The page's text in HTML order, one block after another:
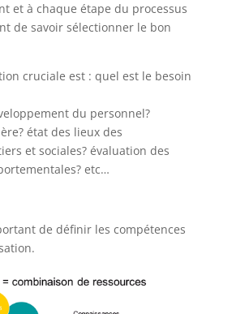
et à chaque étape du processus
de savoir sélectionner le bon
cruciale est : quel est le besoin
du personnel?
état des lieux des
et sociales? évaluation des
etc…
de définir les compétences